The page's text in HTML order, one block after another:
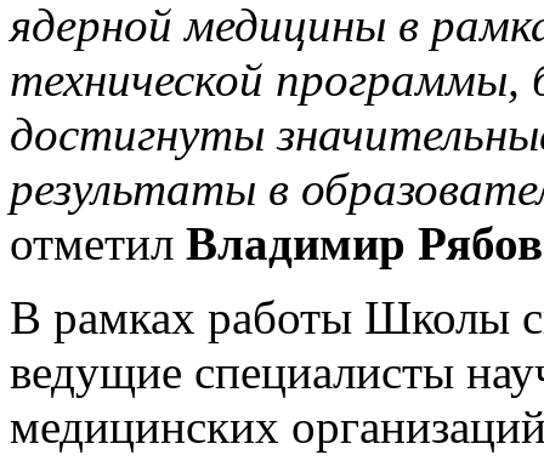
ядерной медицины в
технической программы,
достигнуты
результаты в
отметил Владимир
В рамках работы Школы
ведущие специалисты
медицинских